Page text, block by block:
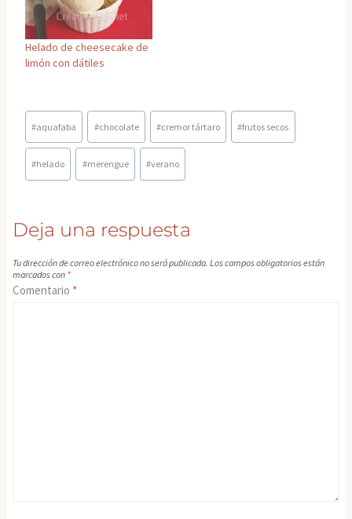
Helado de cheesecake de
limón con dátiles
Etiquetas
de
la
#aquafaba #chocolate #cremor tártaro #frutos secos
#helado #merengue #verano
Deja una respuesta
Tu dirección de correo electrónico no será publicada. Los campos obligatorios están
marcados con *
Comentario *